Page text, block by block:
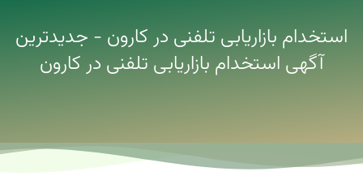
استخدام بازاریابی تلفنی در کارون - جدیدترین
آگهی استخدام بازاریابی تلفنی در کارون